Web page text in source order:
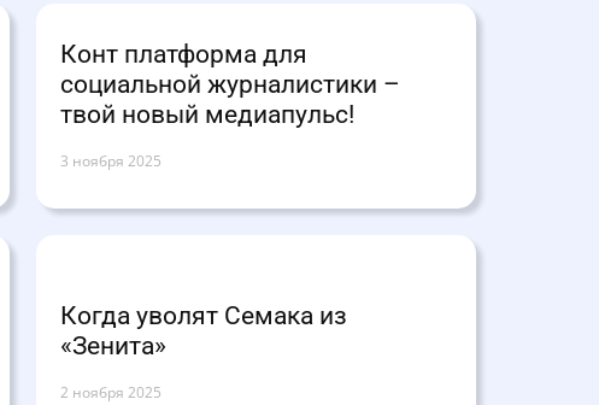
Конт платформа для
социальной журналистики –
твой новый медиапульс!
3 ноября 2025
Когда уволят Семака из
«Зенита»
2 ноября 2025